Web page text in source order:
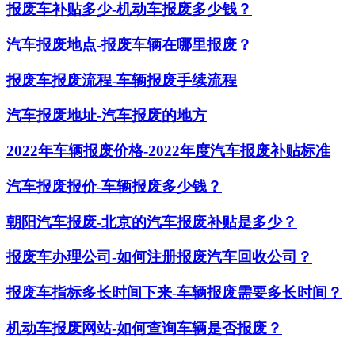
报废车补贴多少-机动车报废多少钱？
汽车报废地点-报废车辆在哪里报废？
报废车报废流程-车辆报废手续流程
汽车报废地址-汽车报废的地方
2022年车辆报废价格-2022年度汽车报废补贴标准
汽车报废报价-车辆报废多少钱？
朝阳汽车报废-北京的汽车报废补贴是多少？
报废车办理公司-如何注册报废汽车回收公司？
报废车指标多长时间下来-车辆报废需要多长时间？
机动车报废网站-如何查询车辆是否报废？